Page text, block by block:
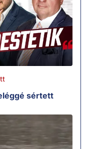
sértett